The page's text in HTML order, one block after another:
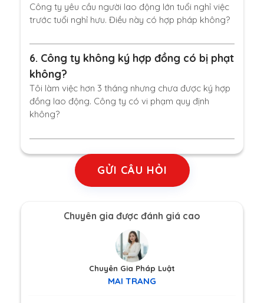
Công ty yêu cầu người lao động lớn tuổi nghỉ việc
trước tuổi nghỉ hưu. Điều này có hợp pháp không?
6. Công ty không ký hợp đồng có bị phạt
không?
Tôi làm việc hơn 3 tháng nhưng chưa được ký hợp
đồng lao động. Công ty có vi phạm quy định
không?
GỬI CÂU HỎI
Chuyên gia được đánh giá cao
Chuyên Gia Pháp Luật
MAI TRANG